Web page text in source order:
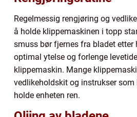
Regelmessig rengjøring og
å holde klippemaskinen i topp
smuss bør fjernes fra bladet etter
optimal ytelse og forlenge
klippemaskin. Mange
vedlikeholdskit og instrukser som
holde enheten ren.